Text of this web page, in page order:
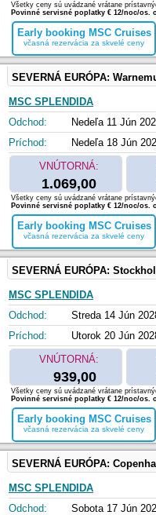
Early booking MSC Cruises
včasná rezervácia za skvelé ceny
Všetky ceny sú uvádzané vrátane
Povinné servisné poplatky € 12/noc/os.
SEVERNÁ EURÓPA:
MSC SPLENDIDA
Odchod:
Nedeľa 11 Jún
Príchod:
Nedeľa 18 Jún
VNÚTORNÁ:
1.069,00
Early booking MSC Cruises
včasná rezervácia za skvelé ceny
Všetky ceny sú uvádzané vrátane
Povinné servisné poplatky € 12/noc/os.
SEVERNÁ EURÓPA:
MSC SPLENDIDA
Odchod:
Streda 14 Jún
Príchod:
Utorok 20 Jún
VNÚTORNÁ:
939,00
Early booking MSC Cruises
včasná rezervácia za skvelé ceny
Všetky ceny sú uvádzané vrátane
Povinné servisné poplatky € 12/noc/os.
SEVERNÁ EURÓPA:
MSC SPLENDIDA
Odchod:
Sobota 17 Jún